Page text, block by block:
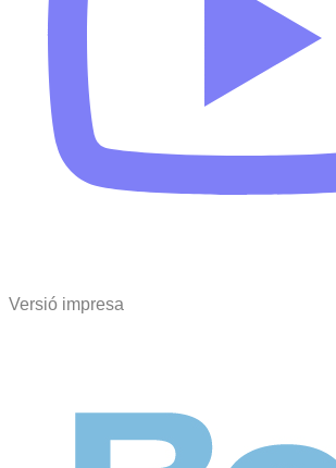
Versió impresa